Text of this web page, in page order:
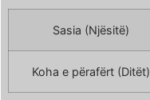
Sasia (Njësitë)
Koha e përafërt (Ditët)